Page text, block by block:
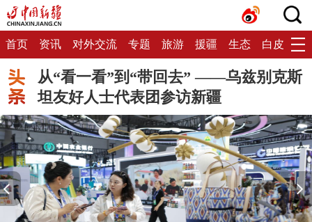
首页 资讯 对外交流 专题 旅游 援疆 生态 白皮书
从“看一看”到“带回去” ——乌兹别克斯
坦友好人士代表团参访新疆